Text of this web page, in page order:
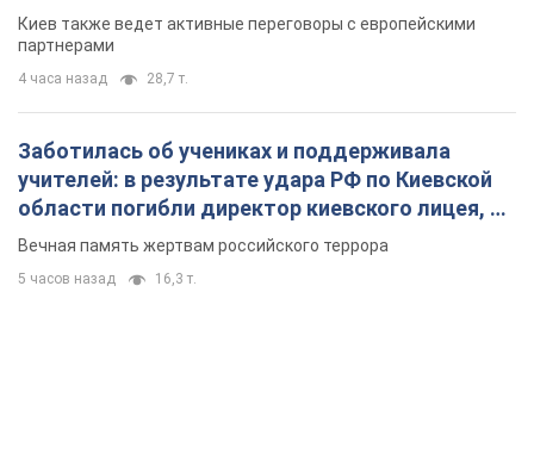
Киев также ведет активные переговоры с европейскими
партнерами
4 часа назад 28,7 т.
Заботилась об учениках и поддерживала
учителей: в результате удара РФ по Киевской
области погибли директор киевского лицея, её
муж и внук
Вечная память жертвам российского террора
5 часов назад 16,3 т.